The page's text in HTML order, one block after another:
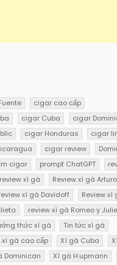
cigar cao cấp
cigar Cuba
cigar
cigar Honduras
cigar
cigar review
cigar prompt ChatGPT
review xì gà
Review xì gà
xì gà Davidoff
Review
review xì gà Romeo y
thức xì gà
Tin tức xì gà
xì gà cao cấp Xì gà Cuba
Dominican Xì gà H.upmann